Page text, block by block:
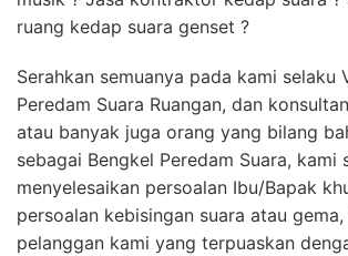
ruang kedap suara genset ?
Serahkan semuanya pada kami selaku
Peredam Suara Ruangan, dan
atau banyak juga orang yang bilang
sebagai Bengkel Peredam Suara, kami
menyelesaikan persoalan Ibu/Bapak
persoalan kebisingan suara atau
pelanggan kami yang terpuaskan